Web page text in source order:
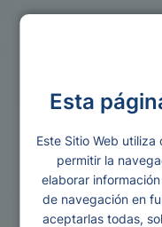
Esta
Este Sitio Web
permitir la
elaborar
de navegación en
aceptarlas todas,
Ley